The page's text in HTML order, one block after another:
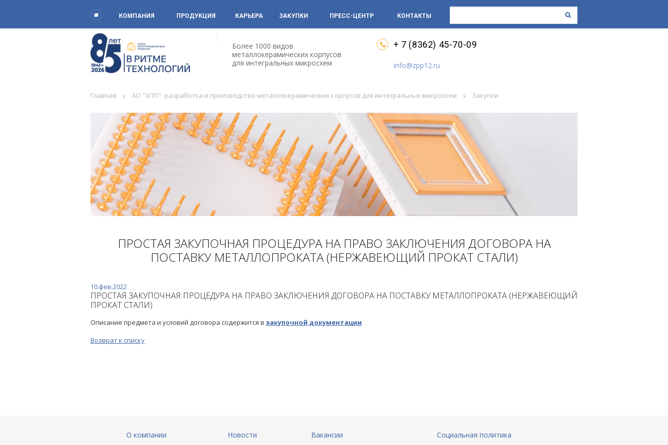
КОМПАНИЯ ПРОДУКЦИЯ КАРЬЕРА ЗАКУПКИ ПРЕСС-ЦЕНТР КОНТАКТЫ
Более 1000 видов
металлокерамических корпусов
для интегральных микросхем
+ 7 (8362) 45-70-09
info@zpp12.ru
Главная АО "ЗПП"- разработка и производство металлокерамических корпусов для интегральных микросхем Закупки
ПРОСТАЯ ЗАКУПОЧНАЯ ПРОЦЕДУРА НА ПРАВО ЗАКЛЮЧЕНИЯ ДОГОВОРА НА
ПОСТАВКУ МЕТАЛЛОПРОКАТА (НЕРЖАВЕЮЩИЙ ПРОКАТ СТАЛИ)
10.фев.2022
ПРОСТАЯ ЗАКУПОЧНАЯ ПРОЦЕДУРА НА ПРАВО ЗАКЛЮЧЕНИЯ ДОГОВОРА НА ПОСТАВКУ МЕТАЛЛОПРОКАТА (НЕРЖАВЕЮЩИЙ
ПРОКАТ СТАЛИ)
Описание предмета и условий договора содержится в закупочной документации
Возврат к списку
О компании Новости Вакансии Социальная политика